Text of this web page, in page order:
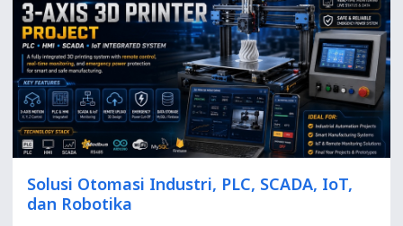
Solusi Otomasi Industri, PLC, SCADA, IoT,
dan Robotika